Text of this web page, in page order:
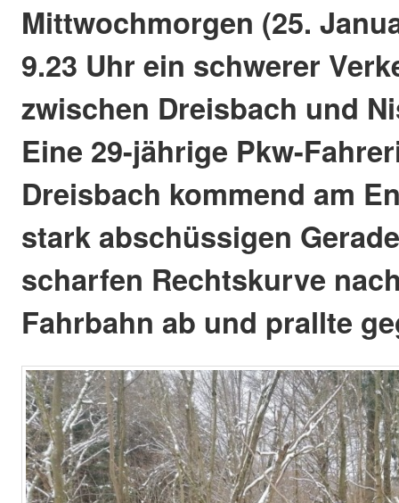
Mittwochmorgen (25.
9.23 Uhr ein schwerer
zwischen Dreisbach und
Eine 29-jährige Pkw-
Dreisbach kommend am
stark abschüssigen
scharfen Rechtskurve
Fahrbahn ab und prallte